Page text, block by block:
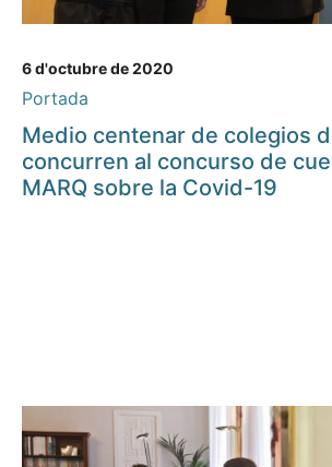
6 d'octubre de 2020
Portada
Medio centenar de colegios
concurren al concurso de
MARQ sobre la Covid-19